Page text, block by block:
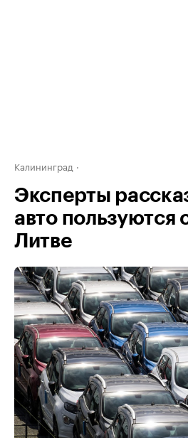
Калининград
Эксперты
авто пользуются
Литве